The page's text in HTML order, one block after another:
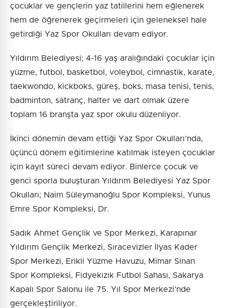
çocuklar ve gençlerin yaz tatillerini hem eğlenerek
hem de öğrenerek geçirmeleri için geleneksel hale
getirdiği Yaz Spor Okulları devam ediyor.
Yıldırım Belediyesi; 4-16 yaş aralığındaki çocuklar için
yüzme, futbol, basketbol, voleybol, cimnastik, karate,
taekwondo, kickboks, güreş, boks, masa tenisi, tenis,
badminton, satranç, halter ve dart olmak üzere
toplam 16 branşta yaz spor okulu düzenliyor.
İkinci dönemin devam ettiği Yaz Spor Okulları’nda,
üçüncü dönem eğitimlerine katılmak isteyen çocuklar
için kayıt süreci devam ediyor. Binlerce çocuk ve
genci sporla buluşturan Yıldırım Belediyesi Yaz Spor
Okulları; Naim Süleymanoğlu Spor Kompleksi, Yunus
Emre Spor Kompleksi, Dr.
Sadık Ahmet Gençlik ve Spor Merkezi, Karapınar
Yıldırım Gençlik Merkezi, Sıracevizler İlyas Kader
Spor Merkezi, Erikli Yüzme Havuzu, Mimar Sinan
Spor Kompleksi, Fidyekızık Futbol Sahası, Sakarya
Kapalı Spor Salonu ile 75. Yıl Spor Merkezi’nde
gerçekleştiriliyor.